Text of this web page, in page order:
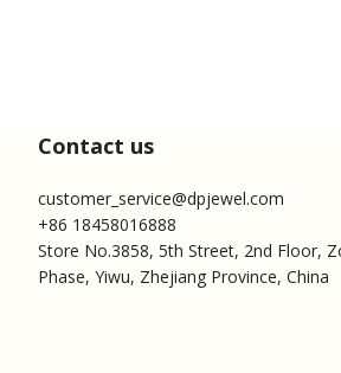
Contact us
customer_service@dpjewel.com
+86 18458016888
Store No.3858, 5th Street, 2nd Floor,
Phase, Yiwu, Zhejiang Province, China